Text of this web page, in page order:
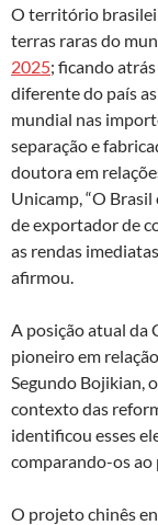
k
p
O território
terras raras do
2025; ficando
diferente do país
mundial nas
separação e
doutora em
Unicamp, “O
de exportador de
as rendas
afirmou.
A posição atual da
pioneiro em
Segundo Bojikian,
contexto das
identificou esses
comparando-os ao
O projeto chinês